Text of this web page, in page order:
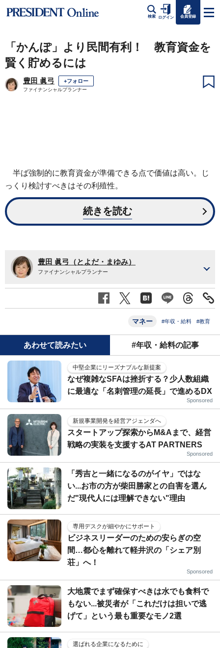
検索 ログイン 会員登録
「かんぽ」より民間有利！ 教育資金を
賢く貯めるには
豊田 眞弓 +フォロー
ファイナンシャルプランナー
半ば強制的に教育資金が準備できる点で価値は高い。じ
っくり検討すべきはその利殖性。
続きを読む
豊田 眞弓（とよだ・まゆみ）
ファイナンシャルプランナー
マネー #年収・給料 #教育
あわせて読みたい #年収・給料の記事
中堅企業にリーズナブルな新提案
なぜ複雑なSFAは挫折する？少人数組織
に最適な「名刺管理の延長」で進めるDX
Sponsored
新規事業開発を経営アジェンダへ
スタートアップ探索からM&Aまで、経営
戦略の実装を支援するAT PARTNERS
Sponsored
「秀吉と一緒になるのがイヤ」ではな
い...お市の方が柴田勝家との自害を選ん
だ"現代人には理解できない"理由
専用デスクが細やかにサポート
ビジネスリーダーのための安らぎの空
間…都心を離れて軽井沢の「シェア別
荘」へ！
Sponsored
大地震でまず確保すべきは水でも食料で
もない...被災者が「これだけは担いで逃
げて」という最も重要なモノ2選
選ばれる企業になるために